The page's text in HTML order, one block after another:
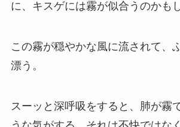
に、キスゲには霧が似合うのかも
この霧が穏やかな風に流されて、
漂う。
スーッと深呼吸をすると、肺が霧